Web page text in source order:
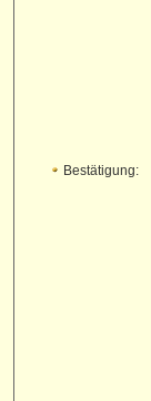
Bestätigung: